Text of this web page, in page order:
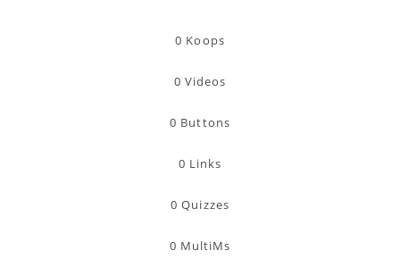
0 Koops
0 Videos
0 Buttons
0 Links
0 Quizzes
0 MultiMs